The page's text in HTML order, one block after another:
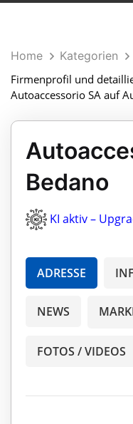
Home Kategorien
Firmenprofil und
Autoaccessorio SA auf
Bedano
KI aktiv –
ADRESSE
NEWS
FOTOS / VIDEOS